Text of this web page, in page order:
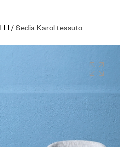
/ Sedia Karol tessuto